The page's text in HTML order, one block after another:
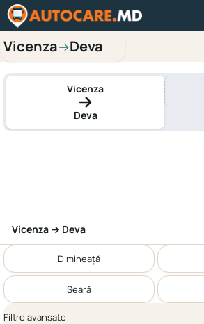
Vicenza→Deva
Vicenza
Deva
Vicenza → Deva
Dimineață
Seară
Filtre avansate